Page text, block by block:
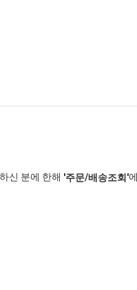
신 분에 한해 '주문/배송조회'